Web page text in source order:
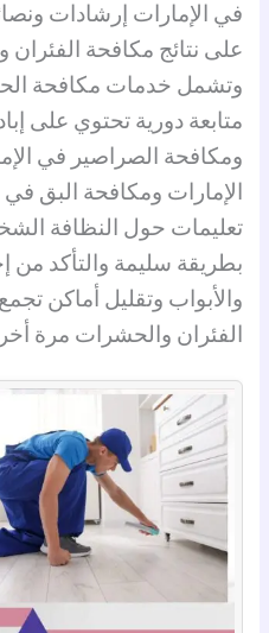
في الإمارات إرشادات
على نتائج مكافحة
وتشمل خدمات مكافحة
متابعة دورية تحتوي على
ومكافحة الصراصير في
الإمارات ومكافحة البق في
تعليمات حول النظافة
بطريقة سليمة والتأكد من
والأبواب وتقليل أماكن
الفئران والحشرات مرة